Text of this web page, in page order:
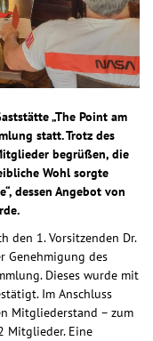
„The Point am
statt. Trotz des
begrüßen, die
Wohl sorgte
dessen Angebot von
den 1. Vorsitzenden Dr.
Genehmigung des
Dieses wurde mit
Im Anschluss
Mitgliederstand – zum
Mitglieder. Eine